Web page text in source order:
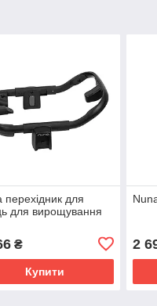
перехідник для
для вирощування
₴
Купити
2